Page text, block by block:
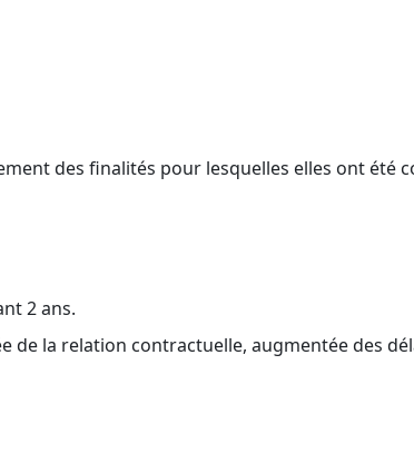
des finalités pour lesquelles elles ont été
2 ans.
de la relation contractuelle, augmentée des